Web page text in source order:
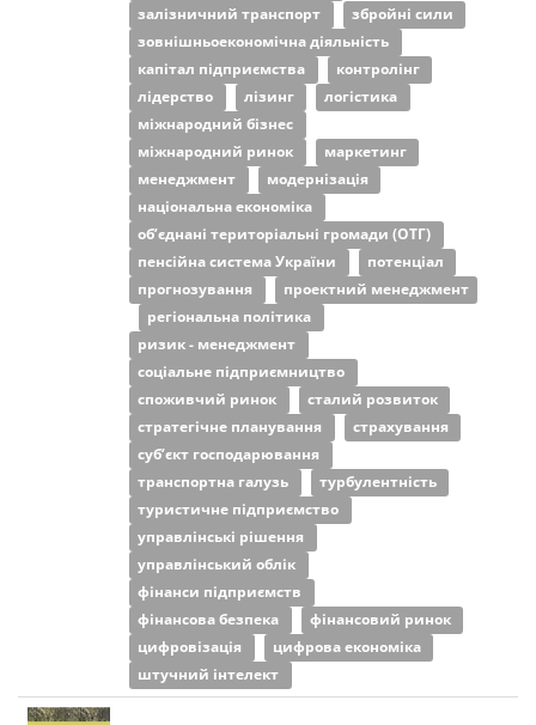
залізничний транспорт
збройні сили
зовнішньоекономічна діяльність
капітал підприємства
контролінг
лідерство
лізинг
логістика
міжнародний бізнес
міжнародний ринок
маркетинг
менеджмент
модернізація
національна економіка
об’єднані територіальні громади (ОТГ)
пенсійна система України
потенціал
прогнозування
проектний менеджмент
регіональна політика
ризик - менеджмент
соціальне підприємництво
споживчий ринок
сталий розвиток
стратегічне планування
страхування
суб’єкт господарювання
транспортна галузь
турбулентність
туристичне підприємство
управлінські рішення
управлінський облік
фінанси підприємств
фінансова безпека
фінансовий ринок
цифровізація
цифрова економіка
штучний інтелект